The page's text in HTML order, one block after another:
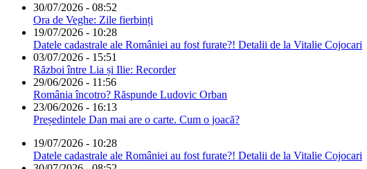
30/07/2026 - 08:52
Ora de Veghe: Zile fierbinți
19/07/2026 - 10:28
Datele cadastrale ale României au fost furate?! Detalii de la Vitalie Cojocari
03/07/2026 - 15:51
Război între Lia și Ilie: Recorder
29/06/2026 - 11:56
România încotro? Răspunde Ludovic Orban
23/06/2026 - 16:13
Președintele Dan mai are o carte. Cum o joacă?
19/07/2026 - 10:28
Datele cadastrale ale României au fost furate?! Detalii de la Vitalie Cojocari